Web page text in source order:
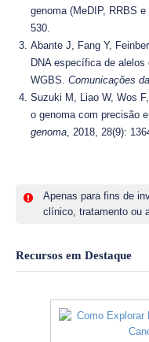
genoma (MeDIP, RRBS e
530.
Abante J, Fang Y,
DNA específica de
WGBS. Comunicações
Suzuki M, Liao W, Wos
o genoma com precisão
genoma, 2018, 28(9):
Apenas para fins de
clínico, tratamento ou
Recursos em Destaque